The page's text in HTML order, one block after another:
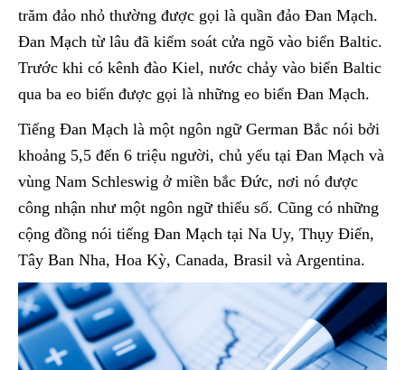
trăm đảo nhỏ thường được gọi là quần đảo Đan Mạch.
Đan Mạch từ lâu đã kiểm soát cửa ngõ vào biển Baltic.
Trước khi có kênh đào Kiel, nước chảy vào biển Baltic
qua ba eo biển được gọi là những eo biển Đan Mạch.
Tiếng Đan Mạch là một ngôn ngữ German Bắc nói bởi
khoảng 5,5 đến 6 triệu người, chủ yếu tại Đan Mạch và
vùng Nam Schleswig ở miền bắc Đức, nơi nó được
công nhận như một ngôn ngữ thiểu số. Cũng có những
cộng đồng nói tiếng Đan Mạch tại Na Uy, Thụy Điển,
Tây Ban Nha, Hoa Kỳ, Canada, Brasil và Argentina.